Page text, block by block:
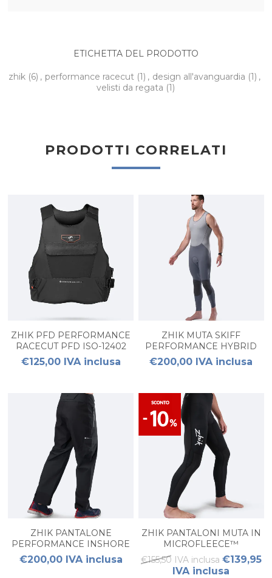
ETICHETTA DEL PRODOTTO
zhik (6) , performance racecut (1) , design all'avanguardia (1) ,
velisti da regata (1)
PRODOTTI CORRELATI
ZHIK PFD PERFORMANCE
RACECUT PFD ISO-12402
UOMO
€125,00 IVA inclusa
ZHIK MUTA SKIFF
PERFORMANCE HYBRID
GEAR™ DA UOMO
€200,00 IVA inclusa
ZHIK PANTALONE
PERFORMANCE INSHORE
INS400™ DA UOMO
€200,00 IVA inclusa
ZHIK PANTALONI MUTA IN
MICROFLEECE™
PERFORMANCE UOMO
€155,50 IVA inclusa €139,95
IVA inclusa